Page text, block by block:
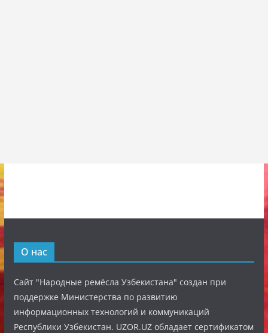
О нас
Сайт "Народные ремёсла Узбекистана" создан при
поддержке Министерства по развитию
информационных технологий и коммуникаций
Республики Узбекистан. UZOR.UZ обладает сертификатом